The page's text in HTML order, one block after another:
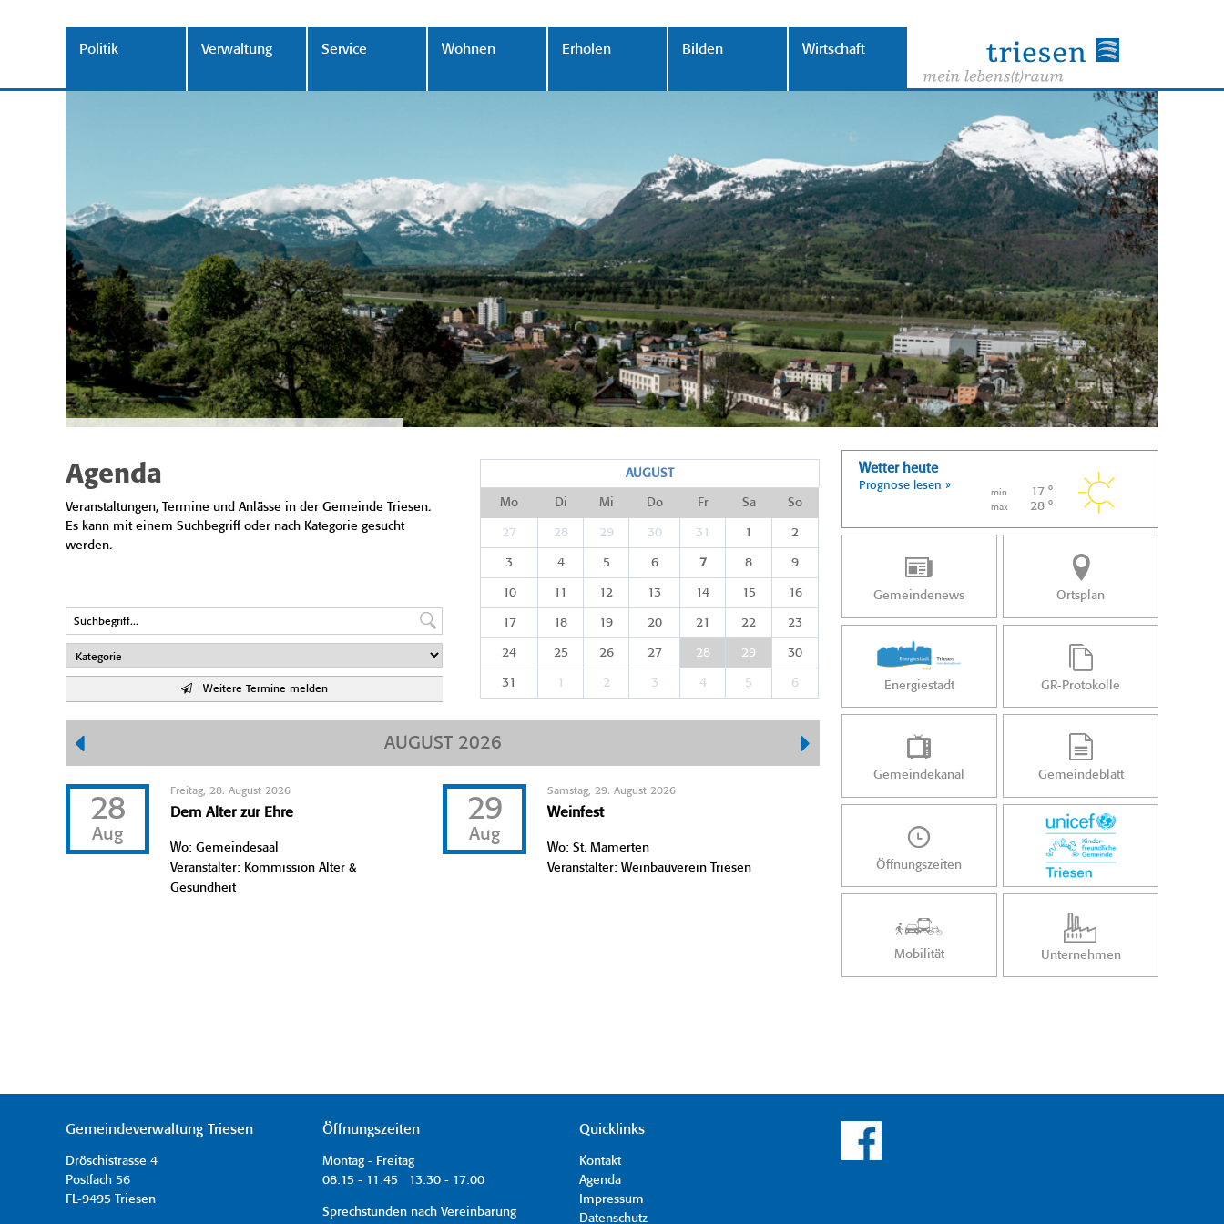
Politik Verwaltung Service Wohnen Erholen Bilden Wirtschaft
Agenda
Veranstaltungen, Termine und Anlässe in der Gemeinde Triesen.
Es kann mit einem Suchbegriff oder nach Kategorie gesucht
werden.
Weitere Termine melden
AUGUST
Mo Di Mi Do Fr Sa So
27 28 29 30 31 1 2
3 4 5 6 7 8 9
10 11 12 13 14 15 16
17 18 19 20 21 22 23
24 25 26 27 28 29 30
31 1 2 3 4 5 6
AUGUST 2026
28
Aug
Freitag, 28. August 2026
Dem Alter zur Ehre
Wo: Gemeindesaal
Veranstalter: Kommission Alter &
Gesundheit
29
Aug
Samstag, 29. August 2026
Weinfest
Wo: St. Mamerten
Veranstalter: Weinbauverein Triesen
Wetter heute
Prognose lesen »
min 17 °
max 28 °
Gemeindenews Ortsplan
Energiestadt GR-Protokolle
Gemeindekanal Gemeindeblatt
Öffnungszeiten
Mobilität Unternehmen
Gemeindeverwaltung Triesen
Dröschistrasse 4
Postfach 56
FL-9495 Triesen
Öffnungszeiten
Montag - Freitag
08:15 - 11:45 13:30 - 17:00
Sprechstunden nach Vereinbarung
Quicklinks
Kontakt
Agenda
Impressum
Datenschutz